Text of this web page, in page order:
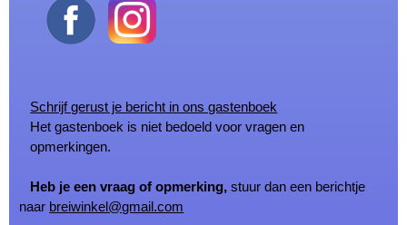
Schrijf gerust je bericht in ons gastenboek
Het gastenboek is niet bedoeld voor vragen en
opmerkingen.
Heb je een vraag of opmerking, stuur dan een berichtje
naar breiwinkel@gmail.com